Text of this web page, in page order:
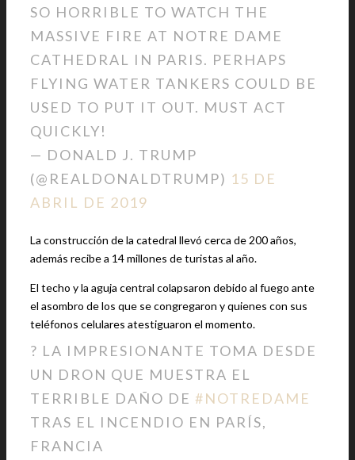
SO HORRIBLE TO WATCH THE
MASSIVE FIRE AT NOTRE DAME
CATHEDRAL IN PARIS. PERHAPS
FLYING WATER TANKERS COULD BE
USED TO PUT IT OUT. MUST ACT
QUICKLY!
— DONALD J. TRUMP
(@REALDONALDTRUMP) 15 DE
ABRIL DE 2019
La construcción de la catedral llevó cerca de 200 años,
además recibe a 14 millones de turistas al año.
El techo y la aguja central colapsaron debido al fuego ante
el asombro de los que se congregaron y quienes con sus
teléfonos celulares atestiguaron el momento.
? LA IMPRESIONANTE TOMA DESDE
UN DRON QUE MUESTRA EL
TERRIBLE DAÑO DE #NOTREDAME
TRAS EL INCENDIO EN PARÍS,
FRANCIA